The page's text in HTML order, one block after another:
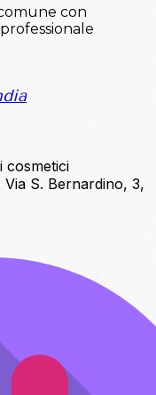
con
cosmetici
S. Bernardino, 3,